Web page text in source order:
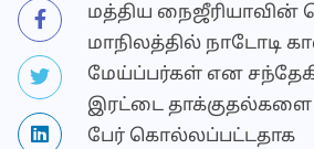
மத்திய நைஜீரியாவின்
மாநிலத்தில் நாடோடி
மேய்ப்பர்கள் என
இரட்டை தாக்குதல்களை
பேர் கொல்லப்பட்டதாக